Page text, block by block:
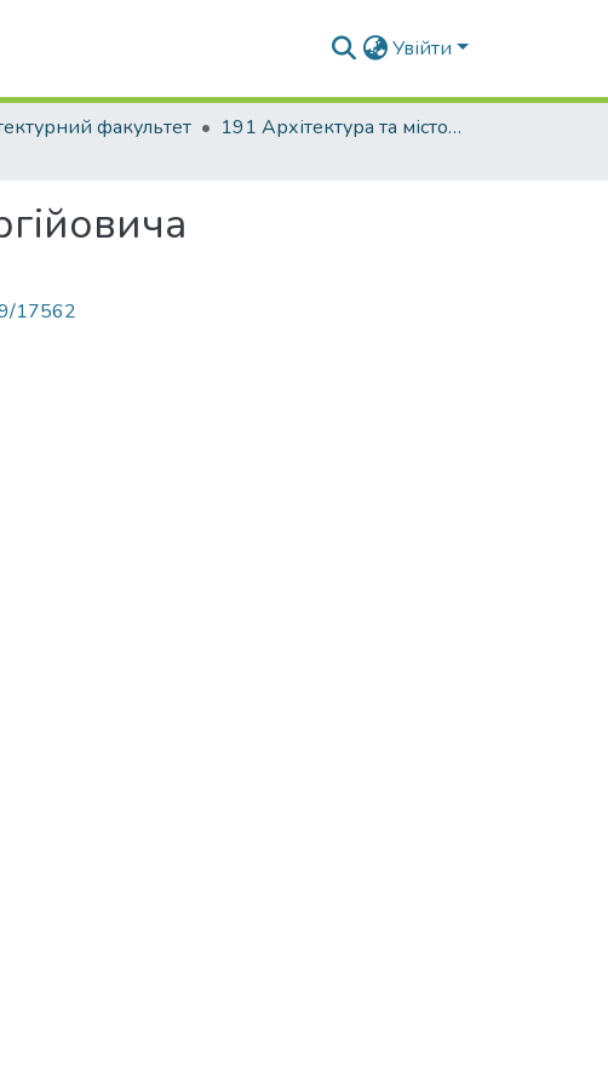
Увійти
факультет
191 Архітектура та містобудування. Містобудування. Архітектурно-містобудівне проектування
17562